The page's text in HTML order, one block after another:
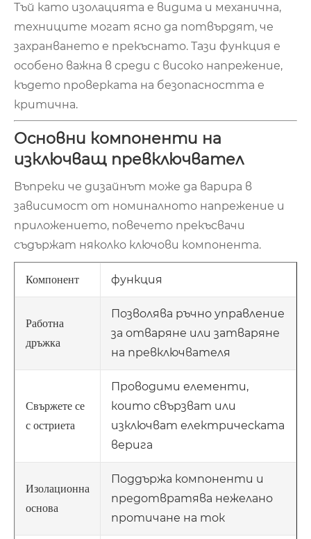
Тъй като изолацията е видима и механична,
техниците могат ясно да потвърдят, че
захранването е прекъснато. Тази функция е
особено важна в среди с високо напрежение,
където проверката на безопасността е
критична.
Основни компоненти на
изключващ превключвател
Въпреки че дизайнът може да варира в
зависимост от номиналното напрежение и
приложението, повечето прекъсвачи
съдържат няколко ключови компонента.
Компонент функция
Работна
дръжка
Позволява ръчно управление
за отваряне или затваряне
на превключвателя
Свържете се
с остриета
Проводими елементи,
които свързват или
изключват електрическата
верига
Изолационна
основа
Поддържа компоненти и
предотвратява нежелано
протичане на ток